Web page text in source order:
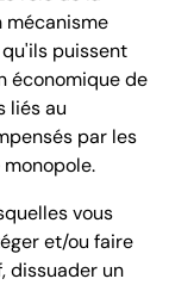
puissent
économique de
liés au
par les
vous
et/ou faire
dissuader un